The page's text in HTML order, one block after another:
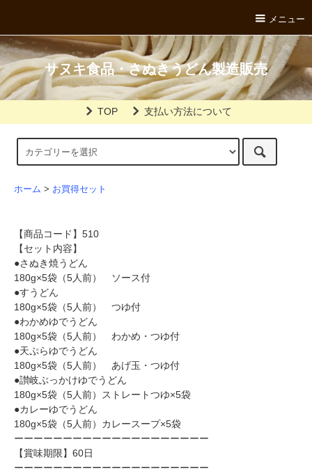
メニュー
サヌキ食品・さぬきうどん製造販売
TOP 支払い方法について
ホーム > お買得セット
【商品コード】510
【セット内容】
●さぬき焼うどん
180g×5袋（5人前） ソース付
●すうどん
180g×5袋（5人前） つゆ付
●わかめゆでうどん
180g×5袋（5人前） わかめ・つゆ付
●天ぷらゆでうどん
180g×5袋（5人前） あげ玉・つゆ付
●讃岐ぶっかけゆでうどん
180g×5袋（5人前）ストレートつゆ×5袋
●カレーゆでうどん
180g×5袋（5人前）カレースープ×5袋
ーーーーーーーーーーーーーーーーーーーー
【賞味期限】60日
ーーーーーーーーーーーーーーーーーーーー